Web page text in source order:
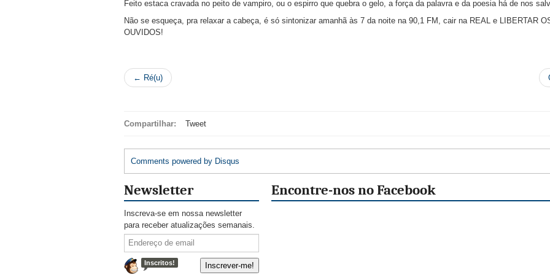
Feito estaca cravada no peito de vampiro, ou o espirro que quebra o gelo, a força da palavra e da poesia há de nos
Não se esqueça, pra relaxar a cabeça, é só sintonizar amanhã às 7 da noite na 90,1 FM, cair na REAL e LIBERTAR
OUVIDOS!
← Ré(u)
Compartilhar: Tweet
Comments powered by Disqus
Newsletter
Inscreva-se em nossa newsletter
para receber atualizações semanais.
Inscritos!
Encontre-nos no Facebook